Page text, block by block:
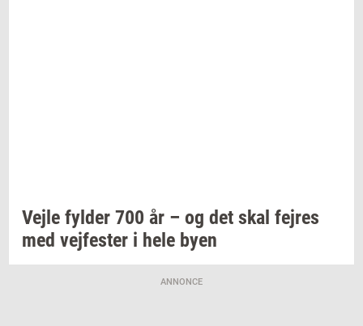
Vejle fyl­der 700 år – og det skal fejres
med vej­fe­ster i hele byen
ANNONCE